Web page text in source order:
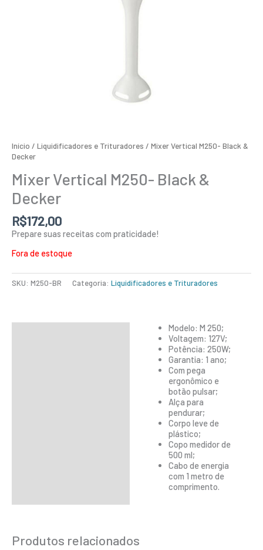
Início / Liquidificadores e Trituradores / Mixer Vertical M250- Black &
Decker
Mixer Vertical M250- Black &
Decker
R$172,00
Prepare suas receitas com praticidade!
Fora de estoque
SKU: M250-BR Categoria: Liquidificadores e Trituradores
Modelo: M 250;
Voltagem: 127V;
Potência: 250W;
Garantia: 1 ano;
Com pega
ergonômico e
botão pulsar;
Alça para
pendurar;
Corpo leve de
plástico;
Copo medidor de
500 ml;
Cabo de energia
com 1 metro de
comprimento.
Produtos relacionados